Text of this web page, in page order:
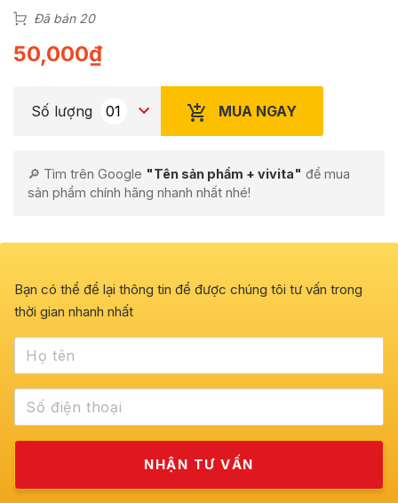
Đã bán 20
50,000₫
Số lượng MUA NGAY
🔎 Tìm trên Google "Tên sản phẩm + vivita" để mua
sản phẩm chính hãng nhanh nhất nhé!
Bạn có thể để lại thông tin để được chúng tôi tư vấn trong
thời gian nhanh nhất